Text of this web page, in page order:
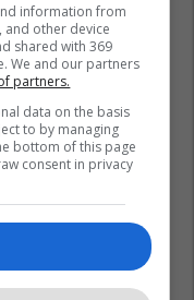
information from
and other device
shared with 369
We and our partners
partners.
data on the basis
to by managing
bottom of this page
consent in privacy